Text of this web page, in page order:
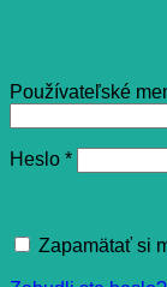
Používateľské
Heslo *Povinné
Zapamätať si